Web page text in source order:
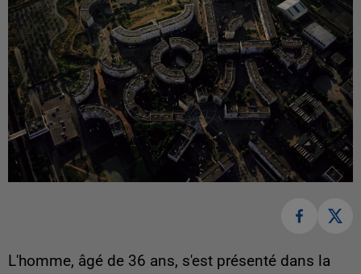
L'homme, âgé de 36 ans, s'est présenté dans la